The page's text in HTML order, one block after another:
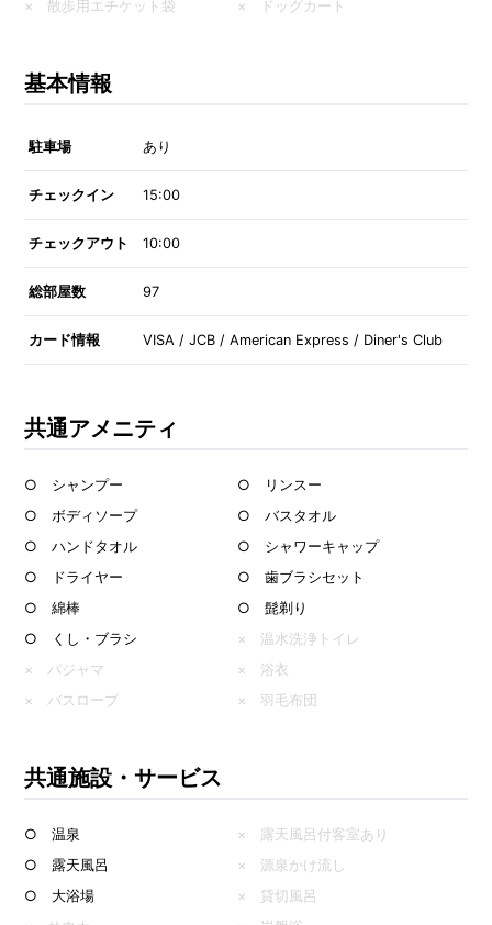
× 散歩用エチケット袋
× ドッグカート
基本情報
駐車場 あり
チェックイン 15:00
チェックアウト 10:00
総部屋数 97
カード情報 VISA / JCB / American Express / Diner's Club
共通アメニティ
○ シャンプー
○ リンスー
○ ボディソープ
○ バスタオル
○ ハンドタオル
○ シャワーキャップ
○ ドライヤー
○ 歯ブラシセット
○ 綿棒
○ 髭剃り
○ くし・ブラシ
× 温水洗浄トイレ
× パジャマ
× 浴衣
× バスローブ
× 羽毛布団
共通施設・サービス
○ 温泉
× 露天風呂付客室あり
○ 露天風呂
× 源泉かけ流し
○ 大浴場
× 貸切風呂